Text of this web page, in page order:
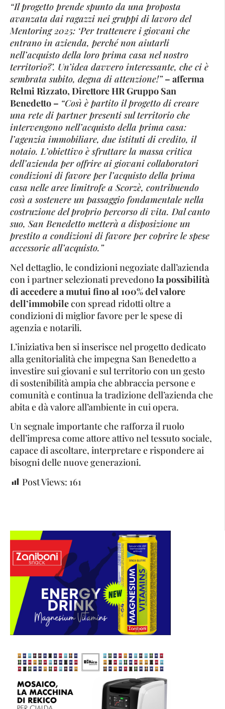
“Il progetto prende spunto da una proposta
avanzata dai ragazzi nei gruppi di lavoro del
Mentoring 2025: ‘Per trattenere i giovani che
entrano in azienda, perché non aiutarli
nell’acquisto della loro prima casa nel nostro
territorio?’. Un’idea davvero interessante, che ci è
sembrata subito, degna di attenzione!” – afferma
Relmi Rizzato, Direttore HR Gruppo San
Benedetto – “Così è partito il progetto di creare
una rete di partner presenti sul territorio che
intervengono nell’acquisto della prima casa:
l’agenzia immobiliare, due istituti di credito, il
notaio. L’obiettivo è sfruttare la massa critica
dell’azienda per offrire ai giovani collaboratori
condizioni di favore per l’acquisto della prima
casa nelle aree limitrofe a Scorzè, contribuendo
così a sostenere un passaggio fondamentale nella
costruzione del proprio percorso di vita. Dal canto
suo, San Benedetto metterà a disposizione un
prestito a condizioni di favore per coprire le spese
accessorie all’acquisto.”
Nel dettaglio, le condizioni negoziate dall’azienda
con i partner selezionati prevedonola possibilità
di accedere a mutui fino al 100% del valore
dell’immobilecon spread ridotti oltre a
condizioni di miglior favore per le spese di
agenzia e notarili.
L’iniziativa ben si inserisce nel progetto dedicato
alla genitorialità che impegna San Benedetto a
investire sui giovani e sul territorio con un gesto
di sostenibilità ampia che abbraccia persone e
comunità e continua la tradizione dell’azienda che
abita e dà valore all’ambiente in cui opera.
Un segnale importante che rafforza il ruolo
dell’impresa come attore attivo nel tessuto sociale,
capace di ascoltare, interpretare e rispondere ai
bisogni delle nuove generazioni.
Post Views: 161